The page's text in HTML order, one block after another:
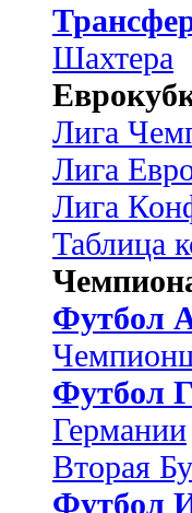
Шахтера
Лига
Лига
Лига
Таблица
Футбол
Футбол
Германии
Вторая
Футбол